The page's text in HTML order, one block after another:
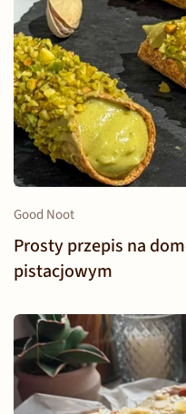
Good Noot
Prosty przepis na
pistacjowym